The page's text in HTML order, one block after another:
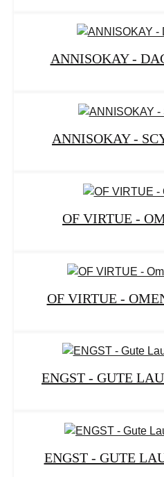
ANNISOKAY -
ANNISOKAY -
OF VIRTUE -
OF VIRTUE -
ENGST - GUTE
ENGST - GUTE